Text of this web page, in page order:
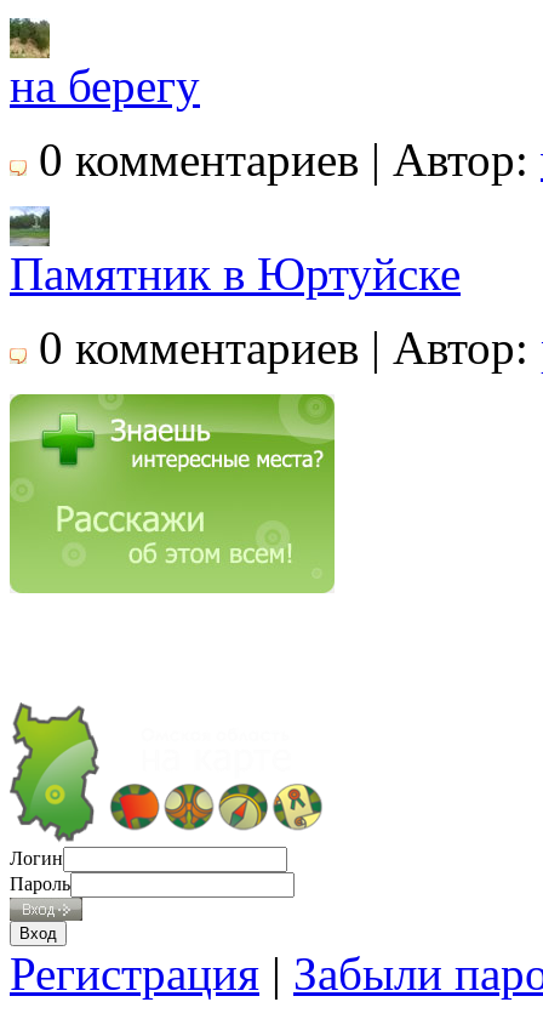
на берегу
0 комментариев | Автор:
Памятник в Юртуйске
0 комментариев | Автор:
Логин
Пароль
Регистрация | Забыли